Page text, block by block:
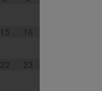
15 16
22 23